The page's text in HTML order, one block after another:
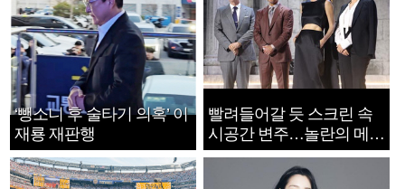
‘뺑소니 후 술타기 의혹’ 이
재룡 재판행
빨려들어갈 듯 스크린 속
시공간 변주…놀란의 메시
지는 ‘전쟁 속죄’